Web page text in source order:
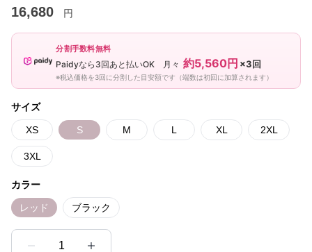
16,680 円
分割手数料無料
Paidyなら3回あと払いOK 月々 約5,560円 ×3回
※税込価格を3回に分割した目安額です（端数は初回に加算されます）
サイズ
XS S M L XL 2XL
3XL
カラー
レッド ブラック
1